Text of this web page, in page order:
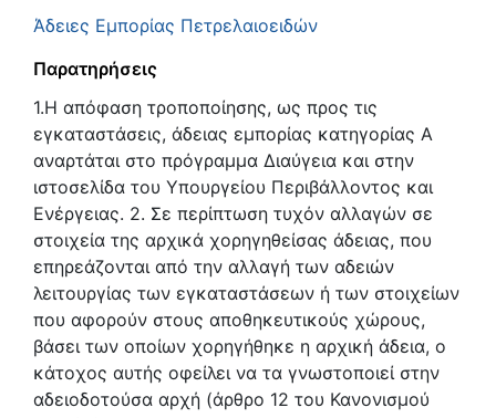
Άδειες Εμπορίας Πετρελαιοειδών
Παρατηρήσεις
1.Η απόφαση τροποποίησης, ως προς τις
εγκαταστάσεις, άδειας εμπορίας κατηγορίας A
αναρτάται στο πρόγραμμα Διαύγεια και στην
ιστοσελίδα του Υπουργείου Περιβάλλοντος και
Ενέργειας. 2. Σε περίπτωση τυχόν αλλαγών σε
στοιχεία της αρχικά χορηγηθείσας άδειας, που
επηρεάζονται από την αλλαγή των αδειών
λειτουργίας των εγκαταστάσεων ή των στοιχείων
που αφορούν στους αποθηκευτικούς χώρους,
βάσει των οποίων χορηγήθηκε η αρχική άδεια, ο
κάτοχος αυτής οφείλει να τα γνωστοποιεί στην
αδειοδοτούσα αρχή (άρθρο 12 του Κανονισμού